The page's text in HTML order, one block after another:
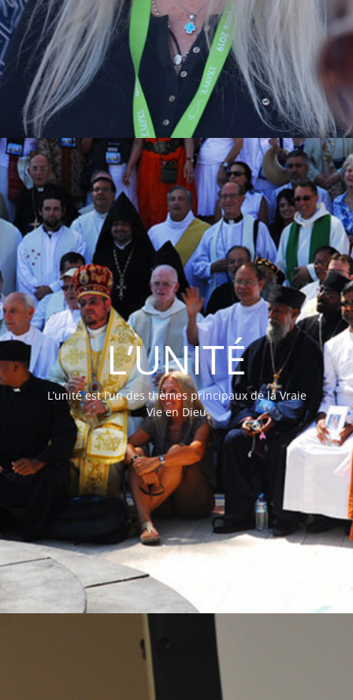
L’UNITÉ
L’unité est l’un des thèmes principaux de la Vraie
Vie en Dieu